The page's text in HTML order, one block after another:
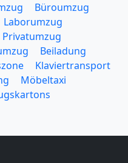
Büroumzug
Laborumzug
Privatumzug
Beiladung
Klaviertransport
Möbeltaxi